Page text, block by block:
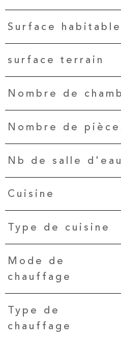
Surface
surface terrain
Nombre de
Nombre de
Nb de salle d'eau
Cuisine
Type de cuisine
Mode de
chauffage
Type de
chauffage